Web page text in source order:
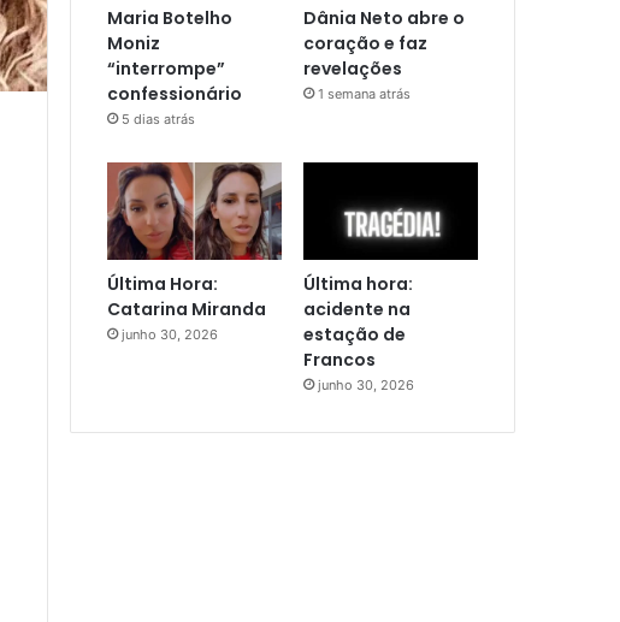
Maria Botelho
Moniz
“interrompe”
confessionário
5 dias atrás
Dânia Neto abre o
coração e faz
revelações
1 semana atrás
Última Hora:
Catarina Miranda
junho 30, 2026
Última hora:
acidente na
estação de
Francos
junho 30, 2026